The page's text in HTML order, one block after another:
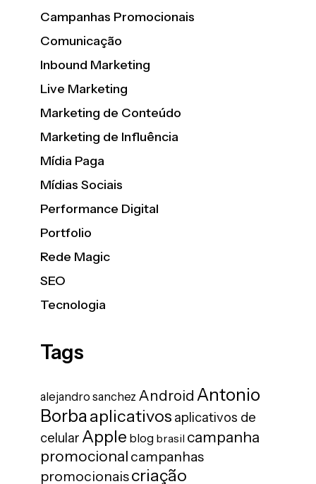
Campanhas Promocionais
Comunicação
Inbound Marketing
Live Marketing
Marketing de Conteúdo
Marketing de Influência
Mídia Paga
Mídias Sociais
Performance Digital
Portfolio
Rede Magic
SEO
Tecnologia
Tags
alejandro sanchez Android Antonio
Borbaaplicativos aplicativos de
celular Apple blog brasil campanha
promocional campanhas
promocionaiscriação